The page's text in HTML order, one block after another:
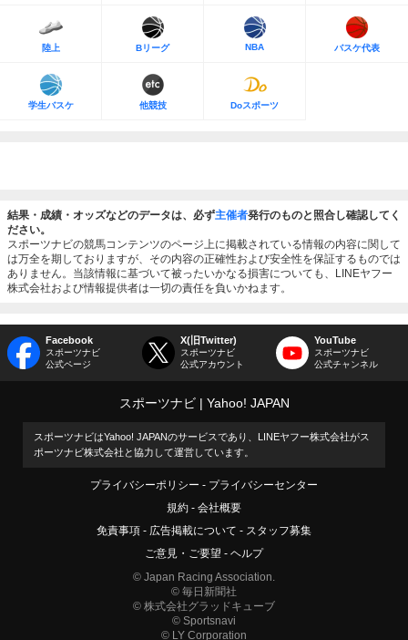
陸上 Bリーグ NBA バスケ代表
学生バスケ 他競技 Doスポーツ
結果・成績・オッズなどのデータは、必ず主催者発行のものと照合し確認してく
ださい。
スポーツナビの競馬コンテンツのページ上に掲載されている情報の内容に関して
は万全を期しておりますが、その内容の正確性および安全性を保証するものでは
ありません。当該情報に基づいて被ったいかなる損害についても、LINEヤフー
株式会社および情報提供者は一切の責任を負いかねます。
Facebook
スポーツナビ
公式ページ
X(旧Twitter)
スポーツナビ
公式アカウント
YouTube
スポーツナビ
公式チャンネル
スポーツナビ Yahoo! JAPAN
スポーツナビはYahoo! JAPANのサービスであり、LINEヤフー株式会社がス
ポーツナビ株式会社と協力して運営しています。
プライバシーポリシー
プライバシーセンター
規約
会社概要
免責事項
広告掲載について
スタッフ募集
ご意見・ご要望
ヘルプ
© Japan Racing Association.
© 毎日新聞社
© 株式会社グラッドキューブ
© Sportsnavi
© LY Corporation